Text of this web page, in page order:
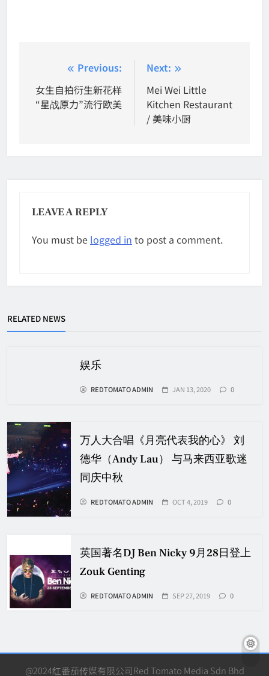
navigation
Previous:
女生自拍衍生新花样
“星战原力”流行欧美
Next:
Mei Wei Little
Kitchen Restaurant
/ 美味小厨
LEAVE A REPLY
You must be logged in to post a comment.
RELATED NEWS
娱乐
REDTOMATO ADMIN JAN 13, 2020 0
万人大合唱《月亮代表我的心》 刘
德华（Andy Lau） 与马来西亚歌迷
同庆中秋
REDTOMATO ADMIN OCT 4, 2019 0
英国著名DJ Ben Nicky 9月28日登上
Zouk Genting
REDTOMATO ADMIN SEP 27, 2019 0
@2024红番茄传媒有限公司Red Tomato Media Sdn Bhd